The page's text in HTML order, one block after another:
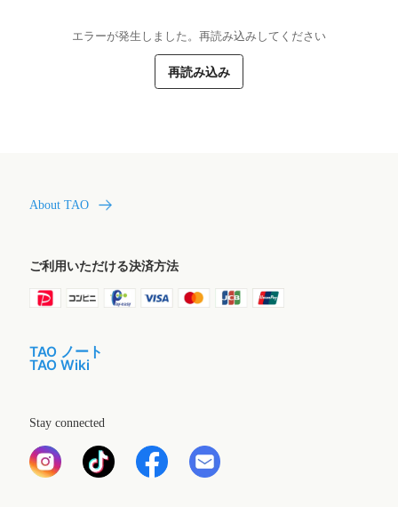
エラーが発生しました。再読み込みしてください
再読み込み
About TAO
ご利用いただける決済方法
TAO ノート
TAO Wiki
Stay connected